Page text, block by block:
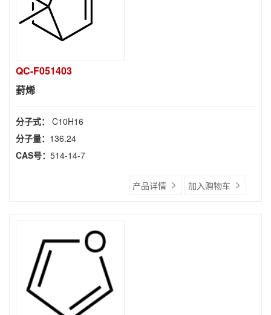
QC-F051403
葑烯
分子式： C10H16
分子量： 136.24
CAS号： 514-14-7
产品详情 加入购物车